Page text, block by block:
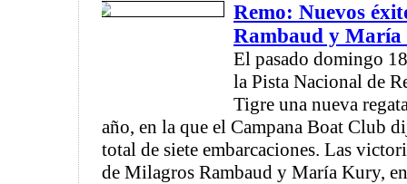
Remo: Nuevos
Rambaud y
El pasado domingo
la Pista Nacional de
Tigre una nueva
año, en la que el Campana Boat Club
total de siete embarcaciones. Las
de Milagros Rambaud y María Kury,